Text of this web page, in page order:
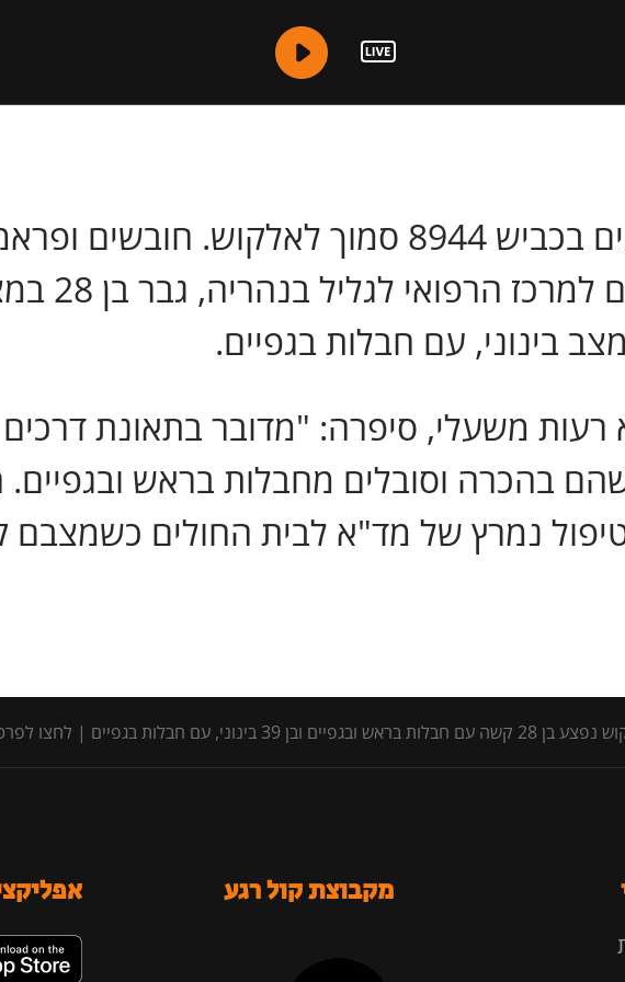
בתאונת דרכים בין 2 אופנועים בכביש 8944 סמוך
מעניקים
בהכרה וסובלים מחבלות בראש ובגפיים.
טיפול נמרץ של מד"א לבית החולים כשמצבם
מקבוצת קול רגע